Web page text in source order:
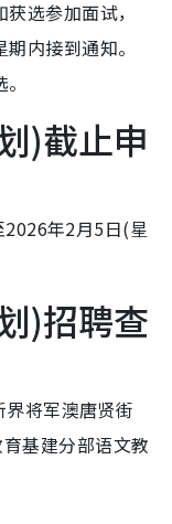
选参加面试，
内接到通知。
)截止申
年2月5日(星
)招聘查
将军澳唐贤街
基建分部语文教